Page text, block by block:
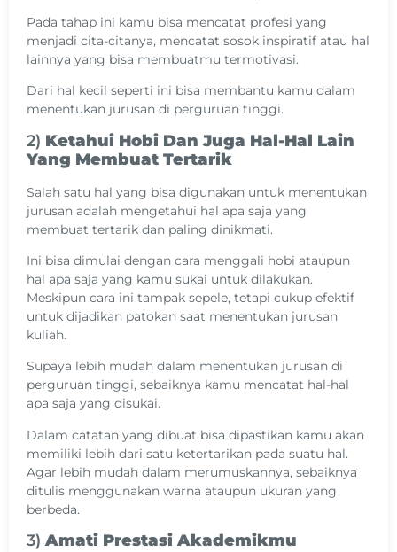
Pada tahap ini kamu bisa mencatat profesi yang
menjadi cita-citanya, mencatat sosok inspiratif atau hal
lainnya yang bisa membuatmu termotivasi.
Dari hal kecil seperti ini bisa membantu kamu dalam
menentukan jurusan di perguruan tinggi.
2) Ketahui Hobi Dan Juga Hal-Hal Lain
Yang Membuat Tertarik
Salah satu hal yang bisa digunakan untuk menentukan
jurusan adalah mengetahui hal apa saja yang
membuat tertarik dan paling dinikmati.
Ini bisa dimulai dengan cara menggali hobi ataupun
hal apa saja yang kamu sukai untuk dilakukan.
Meskipun cara ini tampak sepele, tetapi cukup efektif
untuk dijadikan patokan saat menentukan jurusan
kuliah.
Supaya lebih mudah dalam menentukan jurusan di
perguruan tinggi, sebaiknya kamu mencatat hal-hal
apa saja yang disukai.
Dalam catatan yang dibuat bisa dipastikan kamu akan
memiliki lebih dari satu ketertarikan pada suatu hal.
Agar lebih mudah dalam merumuskannya, sebaiknya
ditulis menggunakan warna ataupun ukuran yang
berbeda.
3) Amati Prestasi Akademikmu